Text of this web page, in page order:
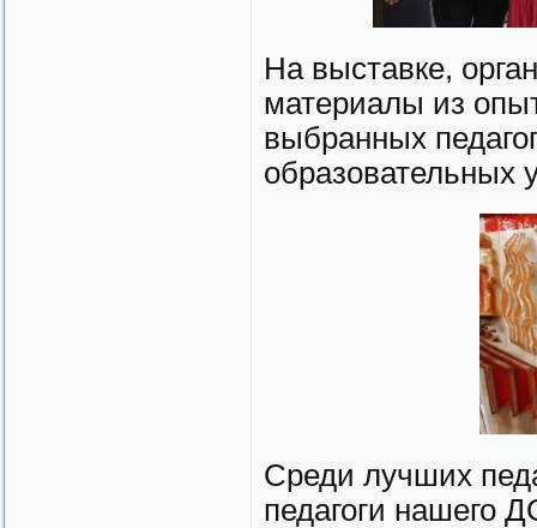
На выставке,
материалы из
выбранных
образовательных
Среди лучших
педагоги нашего